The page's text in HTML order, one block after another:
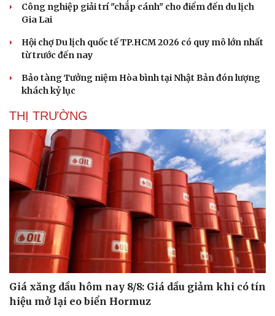
Công nghiệp giải trí "chắp cánh" cho điểm đến du lịch
Gia Lai
Hội chợ Du lịch quốc tế TP.HCM 2026 có quy mô lớn nhất
từ trước đến nay
Bảo tàng Tưởng niệm Hòa bình tại Nhật Bản đón lượng
khách kỷ lục
THỊ TRƯỜNG
Giá xăng dầu hôm nay 8/8: Giá dầu giảm khi có tín
hiệu mở lại eo biển Hormuz